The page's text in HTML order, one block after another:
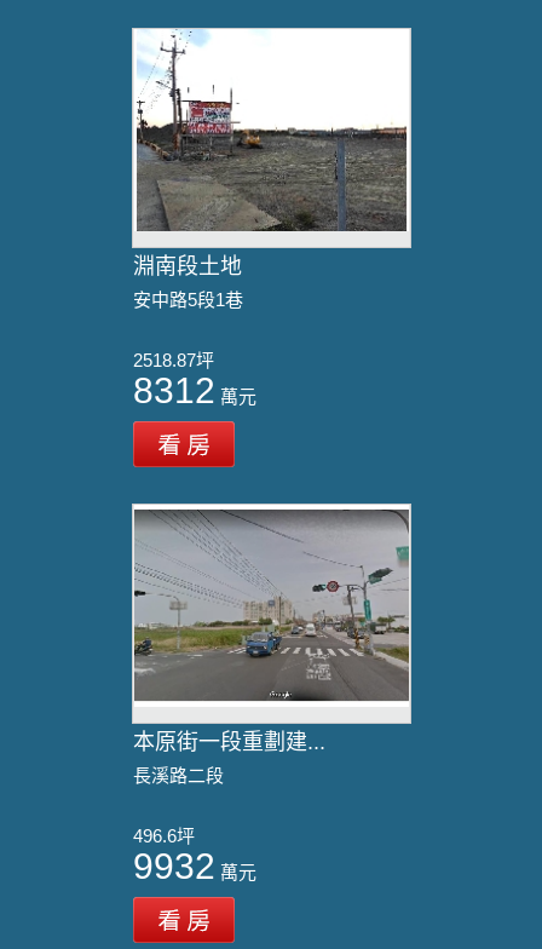
淵南段土地
安中路5段1巷
2518.87坪
8312 萬元
本原街一段重劃建...
長溪路二段
496.6坪
9932 萬元